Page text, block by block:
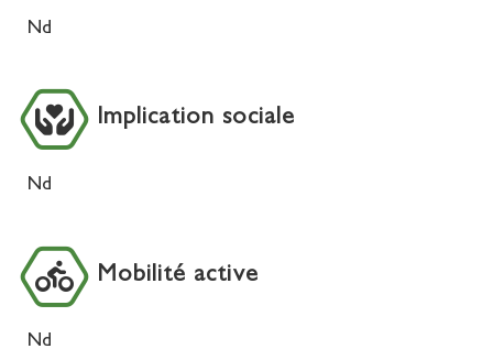
Nd
Implication sociale
Nd
Mobilité active
Nd